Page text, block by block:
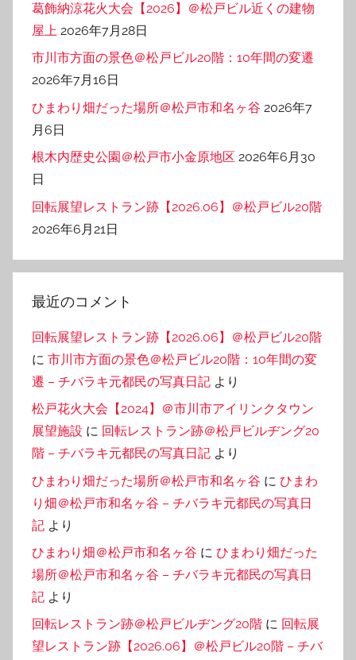
葛飾納涼花火大会【2026】＠松戸ビル近くの建物
屋上 2026年7月28日
市川市方面の景色＠松戸ビル20階：10年間の変遷
2026年7月16日
ひまわり畑だった場所＠松戸市和名ヶ谷 2026年7
月6日
根木内歴史公園＠松戸市小金原地区 2026年6月30
日
回転展望レストラン跡【2026.06】＠松戸ビル20階
2026年6月21日
最近のコメント
回転展望レストラン跡【2026.06】＠松戸ビル20階
に 市川市方面の景色＠松戸ビル20階：10年間の変
遷 – チバラキ元都民の写真日記 より
松戸花火大会【2024】＠市川市アイリンクタウン
展望施設 に 回転レストラン跡＠松戸ビルヂング20
階 – チバラキ元都民の写真日記 より
ひまわり畑だった場所＠松戸市和名ヶ谷 に ひまわ
り畑＠松戸市和名ヶ谷 – チバラキ元都民の写真日
記 より
ひまわり畑＠松戸市和名ヶ谷 に ひまわり畑だった
場所＠松戸市和名ヶ谷 – チバラキ元都民の写真日
記 より
回転レストラン跡＠松戸ビルヂング20階 に 回転展
望レストラン跡【2026.06】＠松戸ビル20階 – チバ